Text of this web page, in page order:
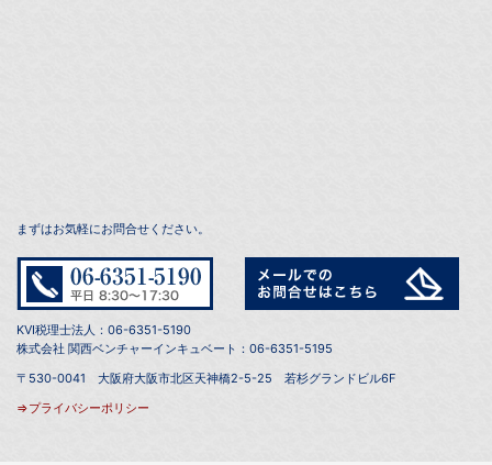
まずはお気軽にお問合せください。
KVI税理士法人：06-6351-5190
株式会社 関西ベンチャーインキュベート：06-6351-5195
〒530-0041 大阪府大阪市北区天神橋2-5-25 若杉グランドビル6F
⇒プライバシーポリシー